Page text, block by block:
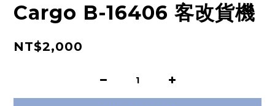
Cargo B-16406 客改貨機
NT$2,000